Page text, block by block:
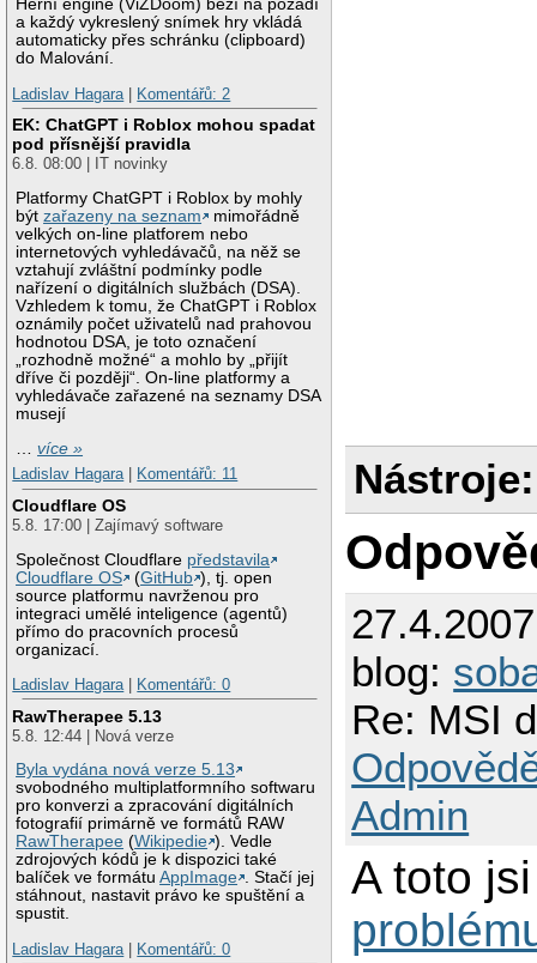
Herní engine (ViZDoom) běží na pozadí
a každý vykreslený snímek hry vkládá
automaticky přes schránku (clipboard)
do Malování.
Ladislav Hagara
Komentářů: 2
EK: ChatGPT i Roblox mohou spadat
pod přísnější pravidla
6.8. 08:00 | IT novinky
Platformy ChatGPT i Roblox by mohly
býtzařazeny na seznam
mimořádně
velkých on-line platforem nebo
internetových vyhledávačů, na něž se
vztahují zvláštní podmínky podle
nařízení o digitálních službách (DSA).
Vzhledem k tomu, že ChatGPT i Roblox
oznámily počet uživatelů nad prahovou
hodnotou DSA, je toto označení
„rozhodně možné“ a mohlo by „přijít
dříve či později“. On-line platformy a
vyhledávače zařazené na seznamy DSA
musejí
…více »
Ladislav Hagara| Komentářů: 11
Cloudflare OS
5.8. 17:00 | Zajímavý software
Společnost Cloudflare představila
Cloudflare OS
(GitHub ), tj. open
source platformu navrženou pro
integraci umělé inteligence (agentů)
přímo do pracovních procesů
organizací.
Ladislav Hagara| Komentářů: 0
RawTherapee 5.13
5.8. 12:44 | Nová verze
Byla vydána nová verze 5.13
svobodného multiplatformního softwaru
pro konverzi a zpracování digitálních
fotografií primárně ve formátů RAW
RawTherapee (Wikipedie ). Vedle
zdrojových kódů je k dispozici také
balíček ve formátuAppImage . Stačí jej
stáhnout, nastavit právo ke spuštění a
spustit.
Ladislav Hagara| Komentářů: 0
Nástroje:
blog:
Re: MSI
Admin
A toto